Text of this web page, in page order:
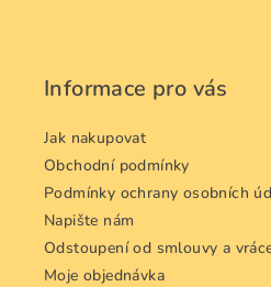
Informace pro vás
Jak nakupovat
Obchodní podmínky
Podmínky ochrany osobních
Napište nám
Odstoupení od smlouvy a
Moje objednávka